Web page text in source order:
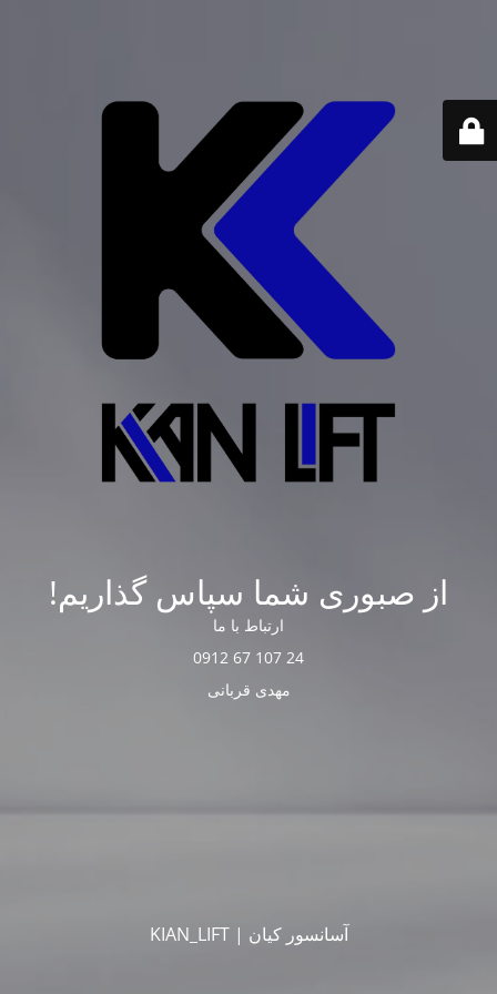
از صبوری شما سپاس گذاریم!
ارتباط با ما
24 107 67 0912
مهدی قربانی
آسانسور کیان | KIAN_LIFT